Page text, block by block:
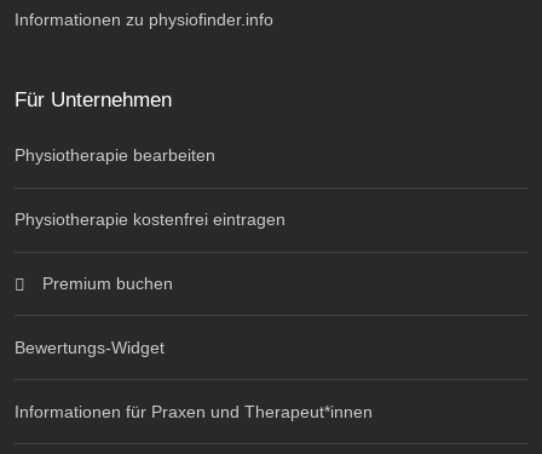
Informationen zu physiofinder.info
Für Unternehmen
Physiotherapie bearbeiten
Physiotherapie kostenfrei eintragen
Premium buchen
Bewertungs-Widget
Informationen für Praxen und Therapeut*innen